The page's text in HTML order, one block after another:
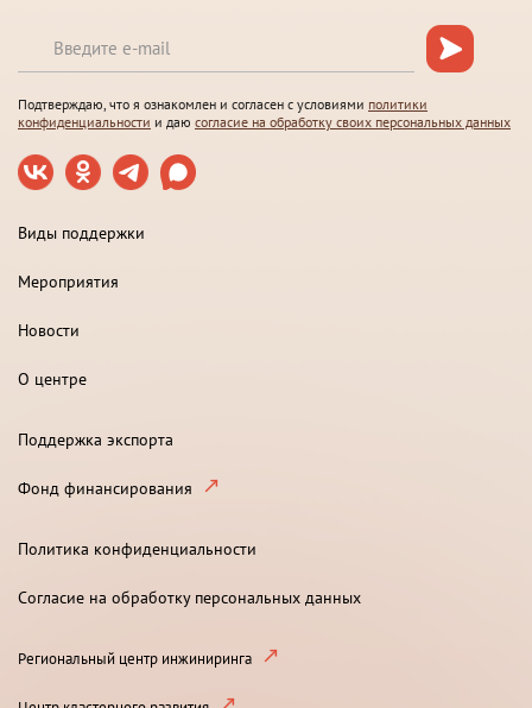
Подтверждаю, что я ознакомлен и согласен с условиями политики
конфиденциальности и даю согласие на обработку своих персональных данных
Виды поддержки
Мероприятия
Новости
О центре
Поддержка экспорта
Фонд финансирования
Политика конфиденциальности
Согласие на обработку персональных данных
Региональный центр инжиниринга